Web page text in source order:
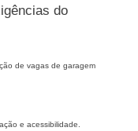
do
de vagas de garagem
e acessibilidade.